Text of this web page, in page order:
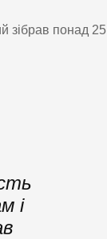
зібрав понад 25
і